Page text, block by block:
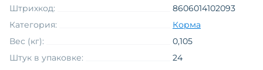
Штрихкод:
8606014102093
Категория:
Корма
Вес (кг):
0,105
Штук в упаковке:
24